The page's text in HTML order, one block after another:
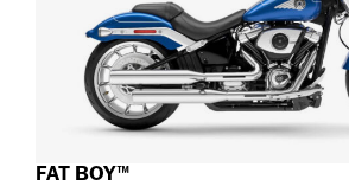
FAT BOY™